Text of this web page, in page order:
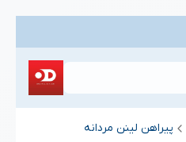
پیراهن لینن مردانه